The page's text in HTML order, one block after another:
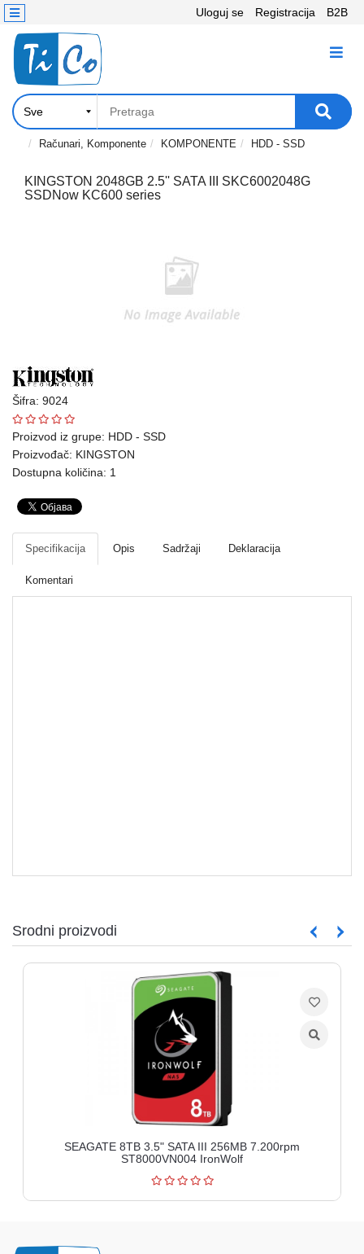
Uloguj se Registracija B2B
KATEGORIJE
Računari,
Komponente
Laptop
tablet
Ploteri
Bela
tehnika
Telefoni
oprema
Mrežna
oprema
Kontakt
Računari, Komponente KOMPONENTE HDD - SSD
KINGSTON 2048GB 2.5'' SATA III SKC6002048G
SSDNow KC600 series
Šifra: 9024
Proizvod iz grupe: HDD - SSD
Proizvođač: KINGSTON
Dostupna količina: 1
Specifikacija Opis Sadržaji Deklaracija
Komentari
Srodni proizvodi
SEAGATE 8TB 3.5" SATA III 256MB 7.200rpm
ST8000VN004 IronWolf